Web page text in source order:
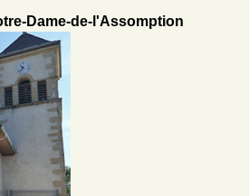
Dame-de-l'Assomption